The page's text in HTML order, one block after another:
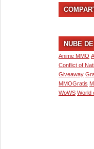
NUBE
Anime MMO
Conflict of
Giveaway
MMOGratis
WoWS World